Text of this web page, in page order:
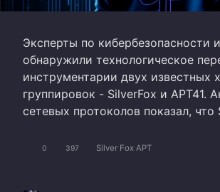
Эксперты по кибербезопасности
обнаружили технологическое
инструментарии двух известных
группировок - SilverFox и APT41.
сетевых протоколов показал, что
0 397 Silver Fox APT